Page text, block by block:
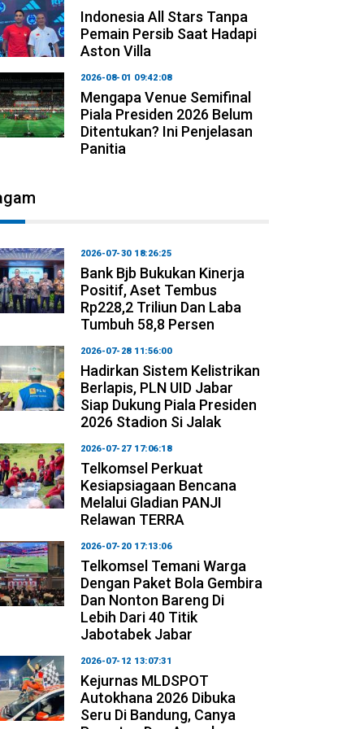
Indonesia All Stars Tanpa
Pemain Persib Saat Hadapi
Aston Villa
2026-08-01 09:42:08
Mengapa Venue Semifinal
Piala Presiden 2026 Belum
Ditentukan? Ini Penjelasan
Panitia
2026-07-30 18:26:25
Bank Bjb Bukukan Kinerja
Positif, Aset Tembus
Rp228,2 Triliun Dan Laba
Tumbuh 58,8 Persen
2026-07-28 11:56:00
Hadirkan Sistem Kelistrikan
Berlapis, PLN UID Jabar
Siap Dukung Piala Presiden
2026 Stadion Si Jalak
2026-07-27 17:06:18
Telkomsel Perkuat
Kesiapsiagaan Bencana
Melalui Gladian PANJI
Relawan TERRA
2026-07-20 17:13:06
Telkomsel Temani Warga
Dengan Paket Bola Gembira
Dan Nonton Bareng Di
Lebih Dari 40 Titik
Jabotabek Jabar
2026-07-12 13:07:31
Kejurnas MLDSPOT
Autokhana 2026 Dibuka
Seru Di Bandung, Canya